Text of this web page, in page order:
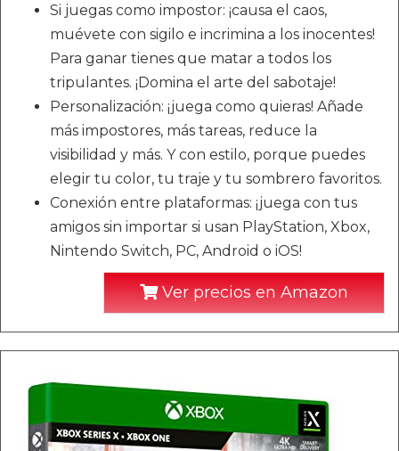
Si juegas como impostor: ¡causa el caos,
muévete con sigilo e incrimina a los inocentes!
Para ganar tienes que matar a todos los
tripulantes. ¡Domina el arte del sabotaje!
Personalización: ¡juega como quieras! Añade
más impostores, más tareas, reduce la
visibilidad y más. Y con estilo, porque puedes
elegir tu color, tu traje y tu sombrero favoritos.
Conexión entre plataformas: ¡juega con tus
amigos sin importar si usan PlayStation, Xbox,
Nintendo Switch, PC, Android o iOS!
Ver precios en Amazon